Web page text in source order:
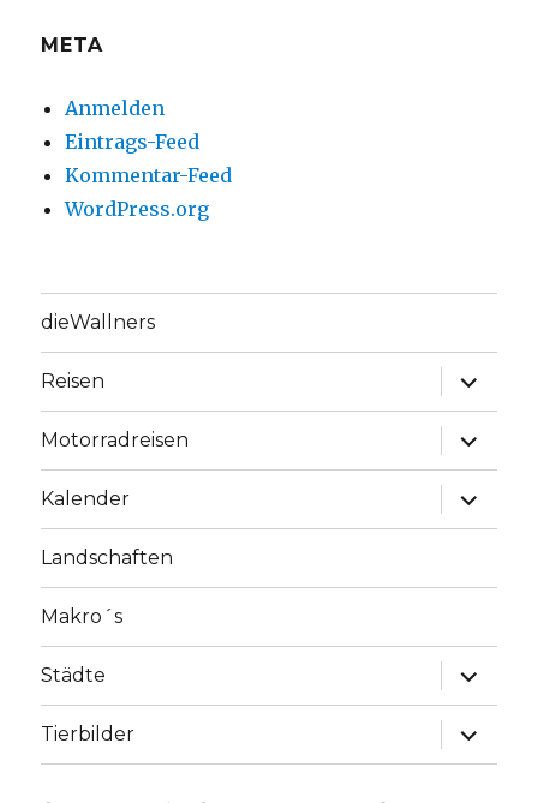
META
Anmelden
Eintrags-Feed
Kommentar-Feed
WordPress.org
dieWallners
Reisen
Motorradreisen
Kalender
Landschaften
Makro´s
Städte
Tierbilder